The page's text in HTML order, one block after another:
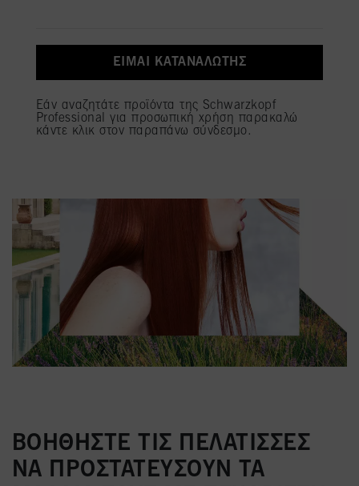
ΒΟΗΘΗΣΤΕ ΤΙΣ ΠΕΛΑΤΙΣΣΕΣ
ΝΑ ΠΡΟΣΤΑΤΕΥΣΟΥΝ ΤΑ
ΕΊΜΑΙ ΚΑΤΑΝΑΛΩΤΉΣ
Εάν αναζητάτε προϊόντα της Schwarzkopf
Professional για προσωπική χρήση παρακαλώ
κάντε κλικ στον παραπάνω σύνδεσμο.